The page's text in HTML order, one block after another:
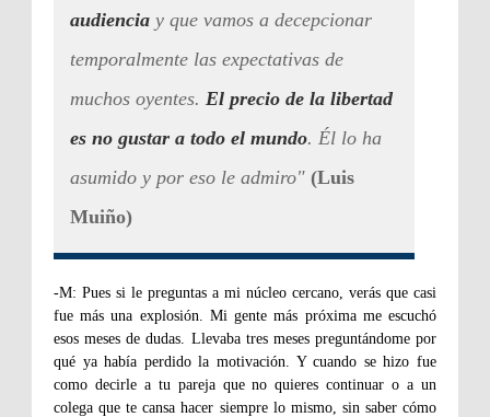
audiencia y que vamos a decepcionar
temporalmente las expectativas de
muchos oyentes. El precio de la libertad
es no gustar a todo el mundo. Él lo ha
asumido y por eso le admiro" (Luis
Muiño)
-M: Pues si le preguntas a mi núcleo cercano, verás que casi
fue más una explosión. Mi gente más próxima me escuchó
esos meses de dudas. Llevaba tres meses preguntándome por
qué ya había perdido la motivación. Y cuando se hizo fue
como decirle a tu pareja que no quieres continuar o a un
colega que te cansa hacer siempre lo mismo, sin saber cómo